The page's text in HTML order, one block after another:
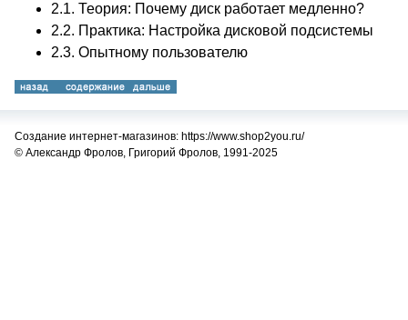
2.1. Теория: Почему диск работает медленно?
2.2. Практика: Настройка дисковой подсистемы
2.3. Опытному пользователю
Создание интернет-магазинов: https://www.shop2you.ru/
© Александр Фролов, Григорий Фролов, 1991-2025